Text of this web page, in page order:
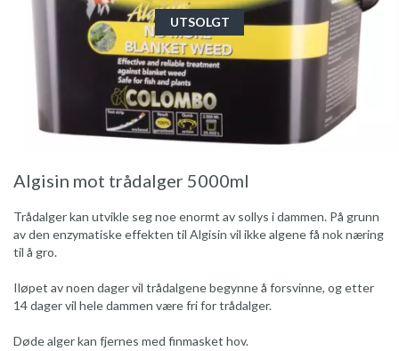
UTSOLGT
Algisin mot trådalger 5000ml
Trådalger kan utvikle seg noe enormt av sollys i dammen. På grunn
av den enzymatiske effekten til Algisin vil ikke algene få nok næring
til å gro.
Iløpet av noen dager vil trådalgene begynne å forsvinne, og etter
14 dager vil hele dammen være fri for trådalger.
Døde alger kan fjernes med finmasket hov.